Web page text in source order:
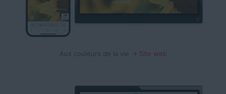
Aux couleurs de la vie → Site web